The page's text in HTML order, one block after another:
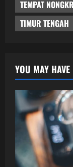
TEMPAT
TIMUR TENGAH
YOU MAY HAVE